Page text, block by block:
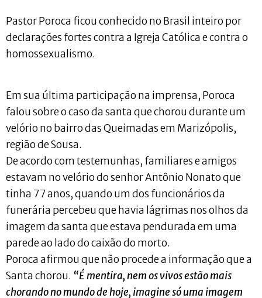
Pastor Poroca ficou conhecido no Brasil inteiro por
declarações fortes contra a Igreja Católica e contra o
homossexualismo.
Em sua última participação na imprensa, Poroca
falou sobre o caso da santa que chorou durante um
velório no bairro das Queimadas em Marizópolis,
região de Sousa.
De acordo com testemunhas, familiares e amigos
estavam no velório do senhor Antônio Nonato que
tinha 77 anos, quando um dos funcionários da
funerária percebeu que havia lágrimas nos olhos da
imagem da santa que estava pendurada em uma
parede ao lado do caixão do morto.
Poroca afirmou que não procede a informação que a
Santa chorou. “É mentira, nem os vivos estão mais
chorando no mundo de hoje, imagine só uma imagem